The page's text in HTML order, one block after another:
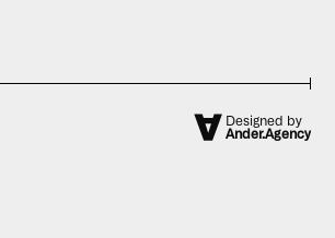
Designed by
Ander.Agency